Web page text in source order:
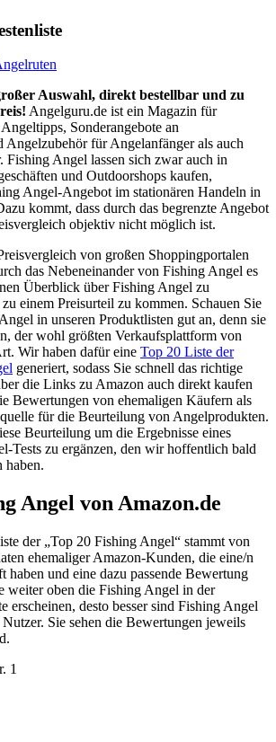
Auswahl, direkt bestellbar und zu
Angelguru.de ist ein Magazin für
Sonderangebote an
Angelzubehör für Angelanfänger als auch
Fishing Angel lassen sich zwar auch in
und Outdoorshops kaufen,
Angel-Angebot im stationären Handeln in
kommt, dass durch das begrenzte Angebot
objektiv nicht möglich ist.
von großen Shoppingportalen
das Nebeneinander von Fishing Angel es
Überblick über Fishing Angel zu
einem Preisurteil zu kommen. Schauen Sie
in unseren Produktlisten gut an, denn sie
der wohl größten Verkaufsplattform von
Wir haben dafür eine Top 20 Liste der
generiert, sodass Sie schnell das richtige
die Links zu Amazon auch direkt kaufen
Bewertungen von ehemaligen Käufern als
für die Beurteilung von Angelprodukten.
Beurteilung um die Ergebnisse eines
Tests zu ergänzen, den wir hoffentlich bald
haben.
Angel von Amazon.de
der „Top 20 Fishing Angel“ stammt von
ehemaliger Amazon-Kunden, die eine/n
haben und eine dazu passende Bewertung
weiter oben die Fishing Angel in der
erscheinen, desto besser sind Fishing Angel
Sie sehen die Bewertungen jeweils
1